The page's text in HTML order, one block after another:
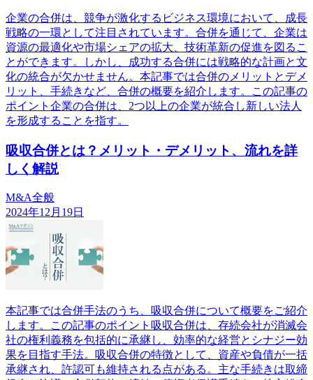
企業の合併は、競争が激化するビジネス環境において、成長
戦略の一環として注目されています。合併を通じて、企業は
資源の最適化や市場シェアの拡大、技術革新の促進を図るこ
とができます。しかし、成功する合併には戦略的な計画と文
化の統合が欠かせません。本記事では合併のメリットとデメ
リット、手続きなど、合併の概要を紹介します。この記事の
ポイント企業の合併は、2つ以上の企業が統合し新しい法人
を形成することを指す。
吸収合併とは？メリット・デメリット、流れを詳
しく解説
M&A全般
2024年12月19日
本記事では合併手法のうち、吸収合併について概要をご紹介
します。この記事のポイント吸収合併は、存続会社が消滅会
社の権利義務を包括的に承継し、効率的な経営とシナジー効
果を目指す手法。吸収合併の特徴として、資産や負債が一括
承継され、許認可も維持される点がある。主な手続きは取締